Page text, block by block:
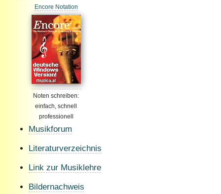
Encore Notation
Noten schreiben:
einfach, schnell
professionell
Musikforum
Literaturverzeichnis
Link zur Musiklehre
Bildernachweis